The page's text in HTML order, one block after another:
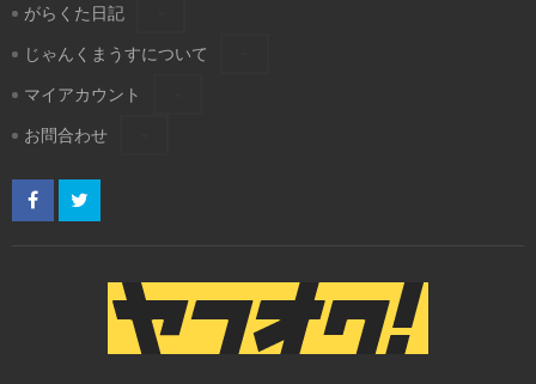
がらくた日記
じゃんくまうすについて
マイアカウント
お問合わせ